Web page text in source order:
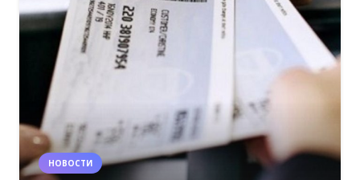
НОВОСТИ